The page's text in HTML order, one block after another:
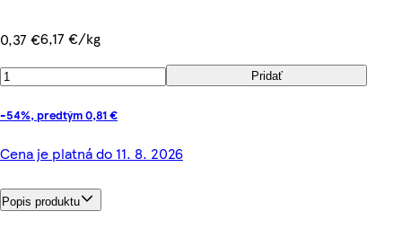
0,37 €6,17 €/kg
Pridať
-54%, predtým 0,81 €
Cena je platná do 11. 8. 2026
Popis produktu